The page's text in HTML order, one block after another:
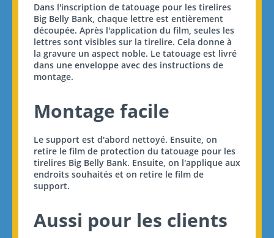
Dans l'inscription de tatouage pour les tirelires
Big Belly Bank, chaque lettre est entièrement
découpée. Après l'application du film, seules les
lettres sont visibles sur la tirelire. Cela donne à
la gravure un aspect noble. Le tatouage est livré
dans une enveloppe avec des instructions de
montage.
Montage facile
Le support est d'abord nettoyé. Ensuite, on
retire le film de protection du tatouage pour les
tirelires Big Belly Bank. Ensuite, on l'applique aux
endroits souhaités et on retire le film de
support.
Aussi pour les clients